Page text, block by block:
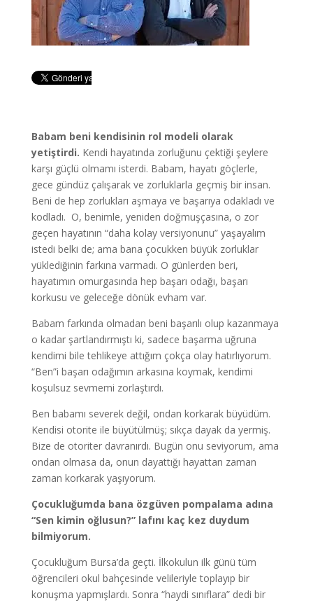
Babam beni kendisinin rol modeli olarak
yetiştirdi. Kendi hayatında zorluğunu çektiği şeylere
karşı güçlü olmamı isterdi. Babam, hayatı göçlerle,
gece gündüz çalışarak ve zorluklarla geçmiş bir insan.
Beni de hep zorlukları aşmaya ve başarıya odakladı ve
kodladı. O, benimle, yeniden doğmuşçasına, o zor
geçen hayatının “daha kolay versiyonunu” yaşayalım
istedi belki de; ama bana çocukken büyük zorluklar
yüklediğinin farkına varmadı. O günlerden beri,
hayatımın omurgasında hep başarı odağı, başarı
korkusu ve geleceğe dönük evham var.
Babam farkında olmadan beni başarılı olup kazanmaya
o kadar şartlandırmıştı ki, sadece başarma uğruna
kendimi bile tehlikeye attığım çokça olay hatırlıyorum.
“Ben”i başarı odağımın arkasına koymak, kendimi
koşulsuz sevmemi zorlaştırdı.
Ben babamı severek değil, ondan korkarak büyüdüm.
Kendisi otorite ile büyütülmüş; sıkça dayak da yermiş.
Bize de otoriter davranırdı. Bugün onu seviyorum, ama
ondan olmasa da, onun dayattığı hayattan zaman
zaman korkarak yaşıyorum.
Çocukluğumda bana özgüven pompalama adına
“Sen kimin oğlusun?” lafını kaç kez duydum
bilmiyorum.
Çocukluğum Bursa’da geçti. İlkokulun ilk günü tüm
öğrencileri okul bahçesinde velileriyle toplayıp bir
konuşma yapmışlardı. Sonra “haydi sınıflara” dedi bir